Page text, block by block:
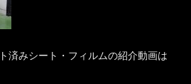
済みシート・フィルムの紹介動画は